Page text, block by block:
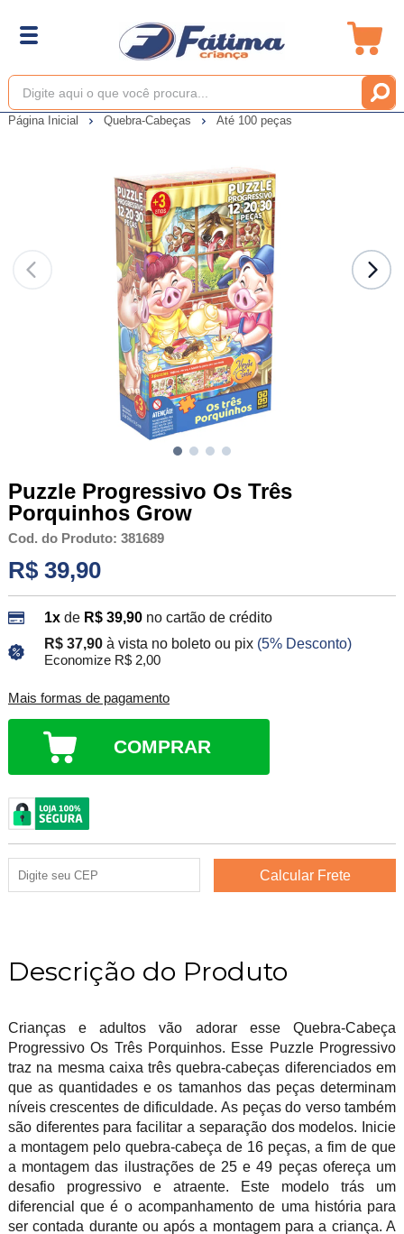
Página Inicial Quebra-Cabeças Até 100 peças
Puzzle Progressivo Os Três
Porquinhos Grow
Cod. do Produto: 381689
R$ 39,90
1xde R$ 39,90 no cartão de crédito
R$ 37,90 à vista no boleto ou pix (5% Desconto)
Economize R$ 2,00
Mais formas de pagamento
COMPRAR
Descrição do Produto
Crianças e adultos vão adorar esse Quebra-Cabeça
Progressivo Os Três Porquinhos. Esse Puzzle Progressivo
traz na mesma caixa três quebra-cabeças diferenciados em
que as quantidades e os tamanhos das peças determinam
níveis crescentes de dificuldade. As peças do verso também
são diferentes para facilitar a separação dos modelos. Inicie
a montagem pelo quebra-cabeça de 16 peças, a fim de que
a montagem das ilustrações de 25 e 49 peças ofereça um
desafio progressivo e atraente. Este modelo trás um
diferencial que é o acompanhamento de uma história para
ser contada durante ou após a montagem para a criança. A